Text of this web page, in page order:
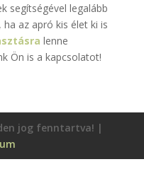
segítségével legalább
az apró kis élet ki is
lenne
Ön is a kapcsolatot!
jog fenntartva! |